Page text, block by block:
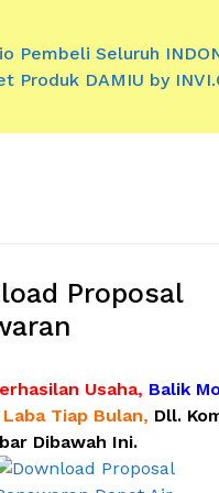
Pembeli Seluruh
Produk DAMIU by
Proposal
Usaha, Balik
Tiap Bulan, Dll.
Dibawah Ini.